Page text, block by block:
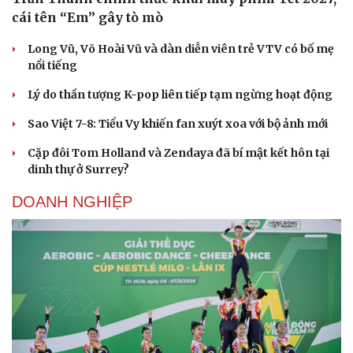
cái tên “Em” gây tò mò
Long Vũ, Võ Hoài Vũ và dàn diễn viên trẻ VTV có bố mẹ
nổi tiếng
Lý do thần tượng K-pop liên tiếp tạm ngừng hoạt động
Sao Việt 7-8: Tiểu Vy khiến fan xuýt xoa với bộ ảnh mới
Cặp đôi Tom Holland và Zendaya đã bí mật kết hôn tại
dinh thự ở Surrey?
DOANH NGHIỆP